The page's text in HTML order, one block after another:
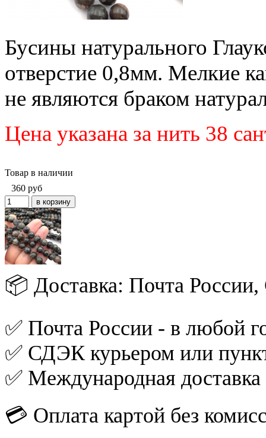
Бусины натурального
отверстие 0,8мм. Мелкие
не являются браком
Цена указана за нить 38
Товар в наличии
360 руб
📦 Доставка: Почта
✅ Почта России - в любой
✅ СДЭК курьером или
✅ Международная
💳 Оплата картой без